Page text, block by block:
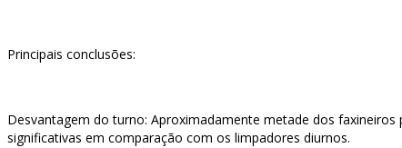
Principais conclusões:
Desvantagem do turno: Aproximadamente metade dos
significativas em comparação com os limpadores diurnos.